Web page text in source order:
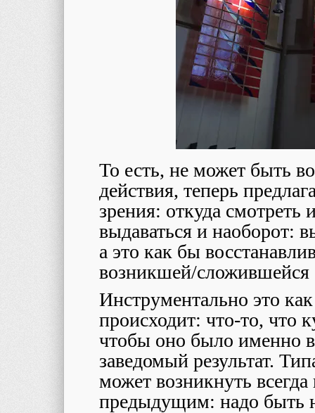
То есть, не может быть
действия, теперь
зрения: откуда
выдаваться и наоборот:
а это как бы
возникшей/
Инструментально это
происходит: что-то, что
чтобы оно было именно
заведомый результат.
может возникнуть
предыдущим: надо быть